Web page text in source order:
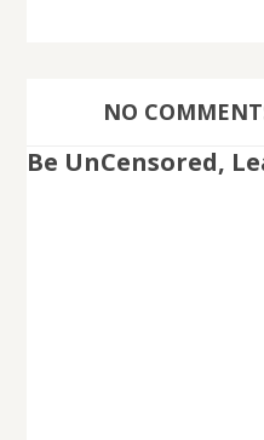
NO
Be UnCensored,